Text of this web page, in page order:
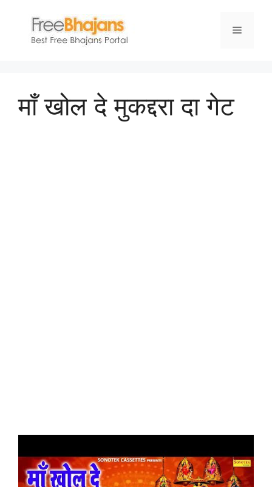
content
Menu
माँ खोल दे मुकद्दरा दा गेट